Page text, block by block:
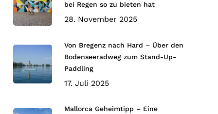
bei Regen so zu bieten hat
28. November 2025
Von Bregenz nach Hard – Über den
Bodenseeradweg zum Stand-Up-
Paddling
17. Juli 2025
Mallorca Geheimtipp – Eine